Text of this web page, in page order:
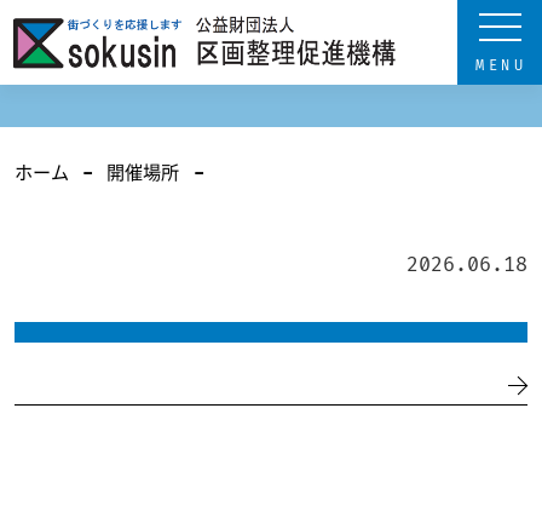
ホーム 開催場所
2026.06.18